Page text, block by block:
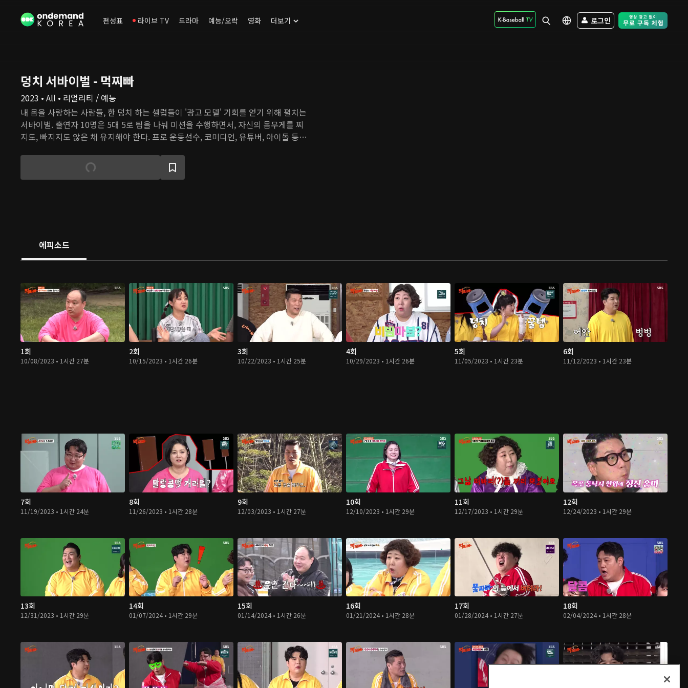
편성표 라이브 TV 드라마 예능/오락 영화 더보기 로그인 Free Trial -
덩치 서바이벌 - 먹찌빠
2023 • All • 리얼리티 / 예능
내 몸을 사랑하는 사람들, 한 덩치 하는 셀럽들이 '광고 모델' 기회를 얻기 위해 펼치는
서바이벌. 출연자 10명은 5대 5로 팀을 나눠 미션을 수행하면서, 자신의 몸무게를 찌
지도, 빠지지도 않은 채 유지해야 한다. 프로 운동선수, 코미디언, 유튜버, 아이돌 등
에피소드
1회
10/08/2023 • 1시간 27분
2회
10/15/2023 • 1시간 26분
3회
10/22/2023 • 1시간 25분
4회
10/29/2023 • 1시간 26분
5회
11/05/2023 • 1시간 23분
6회
11/12/2023 • 1시간 23분
7회
11/19/2023 • 1시간 24분
8회
11/26/2023 • 1시간 28분
9회
12/03/2023 • 1시간 27분
10회
12/10/2023 • 1시간 29분
11회
12/17/2023 • 1시간 29분
12회
12/24/2023 • 1시간 29분
13회
12/31/2023 • 1시간 29분
14회
01/07/2024 • 1시간 29분
15회
01/14/2024 • 1시간 26분
16회
01/21/2024 • 1시간 28분
17회
01/28/2024 • 1시간 27분
18회
02/04/2024 • 1시간 28분